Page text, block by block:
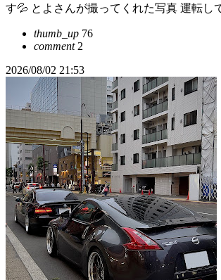
す💦 とよさんが撮ってくれた写真 運転し
thumb_up 76
comment2
2026/08/02 21:53